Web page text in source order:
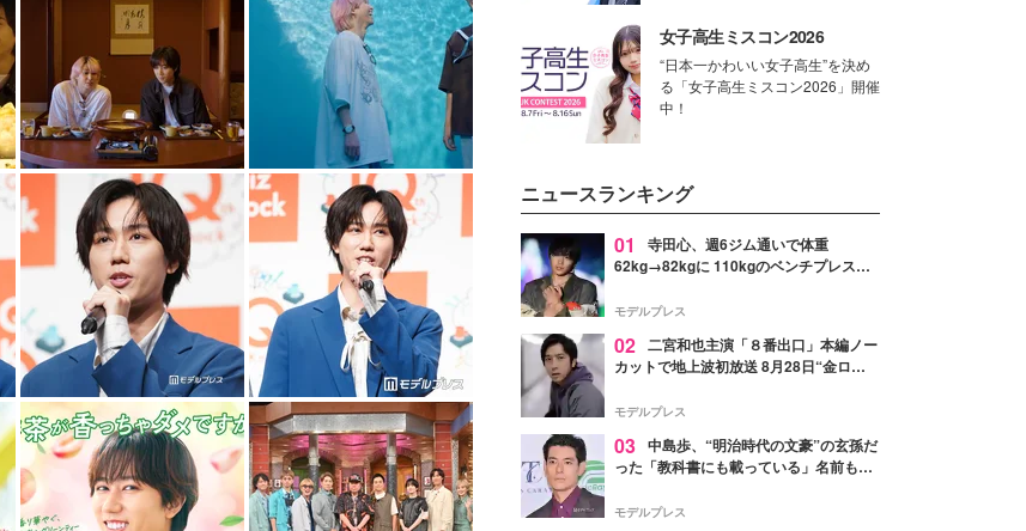
女子高生ミスコン2026
“日本一かわいい女子高生”を決め
る「女子高生ミスコン2026」開催
中！
ニュースランキング
01
寺田心、週6ジム通いで体重
62kg→82kgに 110kgのベンチプレス持
「かっこいい」と反響
モデルプレス
02 二宮和也主演「８番出口」本編ノー
カットで地上波初放送 8月28日“金ロ
モデルプレス
03 中島歩、“明治時代の文豪”の玄孫だ
った「教科書にも載っている」名前も先
モデルプレス